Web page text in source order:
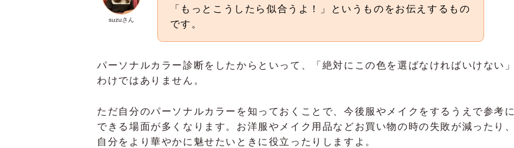
suzuさん
「もっとこうしたら似合うよ！」というものをお伝えするもの
です。
パーソナルカラー診断をしたからといって、「絶対にこの色を選ばなければいけない」
わけではありません。
ただ自分のパーソナルカラーを知っておくことで、今後服やメイクをするうえで参考に
できる場面が多くなります。お洋服やメイク用品などお買い物の時の失敗が減ったり、
自分をより華やかに魅せたいときに役立ったりしますよ。